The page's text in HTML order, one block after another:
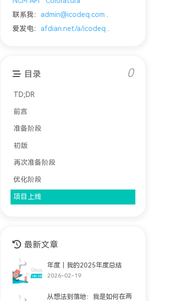
联系我： admin@icodeq.com .
爱发电： afdian.net/a/icodeq .
目录 0
TD;DR
前言
准备阶段
初版
再次准备阶段
优化阶段
项目上线
最新文章
年度｜我的2025年度总结
2026-02-19
从想法到落地：我是如何在两